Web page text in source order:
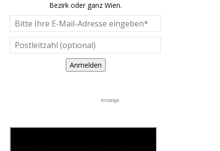
Bezirk oder ganz Wien.
Anmelden
Anzeige